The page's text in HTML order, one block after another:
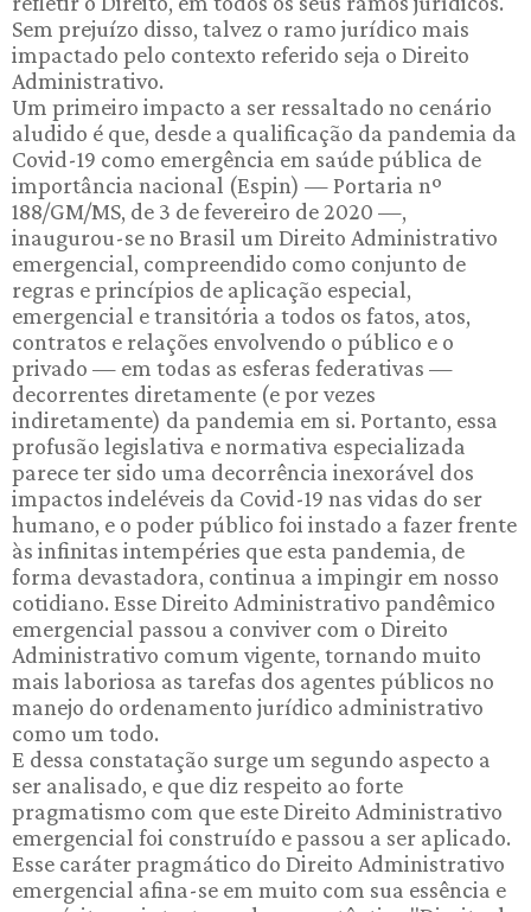
Sem prejuízo disso, talvez o ramo jurídico mais
impactado pelo contexto referido seja o Direito
Administrativo.
Um primeiro impacto a ser ressaltado no cenário
aludido é que, desde a qualificação da pandemia da
Covid-19 como emergência em saúde pública de
importância nacional (Espin) — Portaria nº
188/GM/MS, de 3 de fevereiro de 2020 —,
inaugurou-se no Brasil um Direito Administrativo
emergencial, compreendido como conjunto de
regras e princípios de aplicação especial,
emergencial e transitória a todos os fatos, atos,
contratos e relações envolvendo o público e o
privado — em todas as esferas federativas —
decorrentes diretamente (e por vezes
indiretamente) da pandemia em si. Portanto, essa
profusão legislativa e normativa especializada
parece ter sido uma decorrência inexorável dos
impactos indeléveis da Covid-19 nas vidas do ser
humano, e o poder público foi instado a fazer frente
às infinitas intempéries que esta pandemia, de
forma devastadora, continua a impingir em nosso
cotidiano. Esse Direito Administrativo pandêmico
emergencial passou a conviver com o Direito
Administrativo comum vigente, tornando muito
mais laboriosa as tarefas dos agentes públicos no
manejo do ordenamento jurídico administrativo
como um todo.
E dessa constatação surge um segundo aspecto a
ser analisado, e que diz respeito ao forte
pragmatismo com que este Direito Administrativo
emergencial foi construído e passou a ser aplicado.
Esse caráter pragmático do Direito Administrativo
emergencial afina-se em muito com sua essência e